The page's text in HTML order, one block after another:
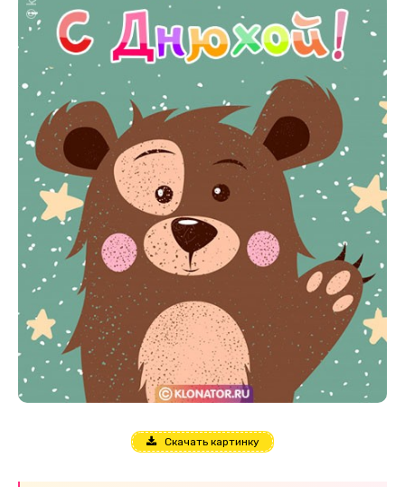
Скачать картинку